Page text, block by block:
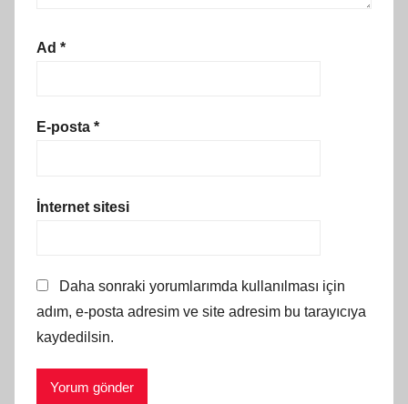
Ad *
E-posta *
İnternet sitesi
Daha sonraki yorumlarımda kullanılması için
adım, e-posta adresim ve site adresim bu tarayıcıya
kaydedilsin.